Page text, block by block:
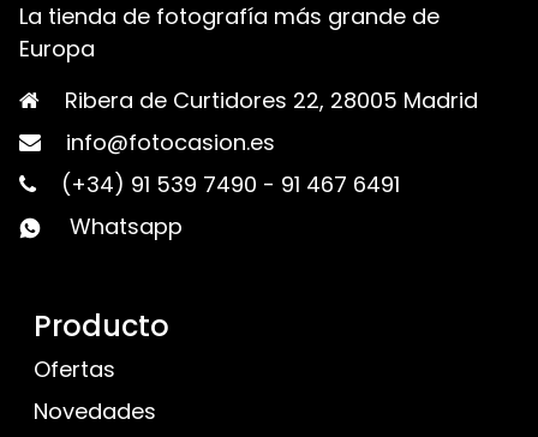
La tienda de fotografía más grande de
Europa
Ribera de Curtidores 22, 28005 Madrid
info@fotocasion.es
(+34) 91 539 7490 - 91 467 6491
Whatsapp
Producto
Ofertas
Novedades